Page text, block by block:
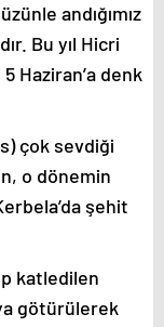
andığımız
Bu yıl Hicri
Haziran’a denk
çok sevdiği
o dönemin
şehit
katledilen
götürülerek